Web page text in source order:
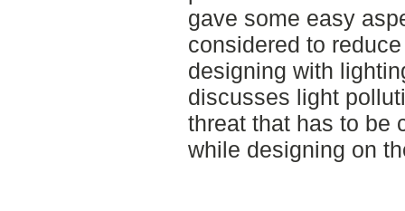
gave some easy
considered to
designing with
discusses light
threat that has to be
while designing on